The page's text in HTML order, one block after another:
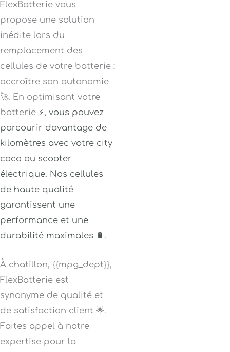
FlexBatterie vous
propose une solution
inédite lors du
remplacement des
cellules de votre batterie :
accroître son autonomie
🚀. En optimisant votre
batterie ⚡, vous pouvez
parcourir davantage de
kilomètres avec votre city
coco ou scooter
électrique. Nos cellules
de haute qualité
garantissent une
performance et une
durabilité maximales 🔋.
À chatillon, {{mpg_dept}},
FlexBatterie est
synonyme de qualité et
de satisfaction client 🌟.
Faites appel à notre
expertise pour la